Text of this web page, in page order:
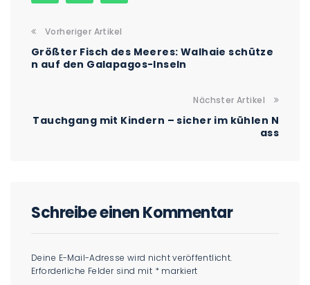
Vorheriger Artikel
Größter Fisch des Meeres: Walhaie schütze
n auf den Galapagos-Inseln
Nächster Artikel
Tauchgang mit Kindern – sicher im kühlen N
ass
Schreibe einen Kommentar
Deine E-Mail-Adresse wird nicht veröffentlicht.
Erforderliche Felder sind mit * markiert